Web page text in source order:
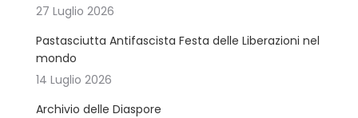
27 Luglio 2026
Pastasciutta Antifascista Festa delle Liberazioni nel
mondo
14 Luglio 2026
Archivio delle Diaspore